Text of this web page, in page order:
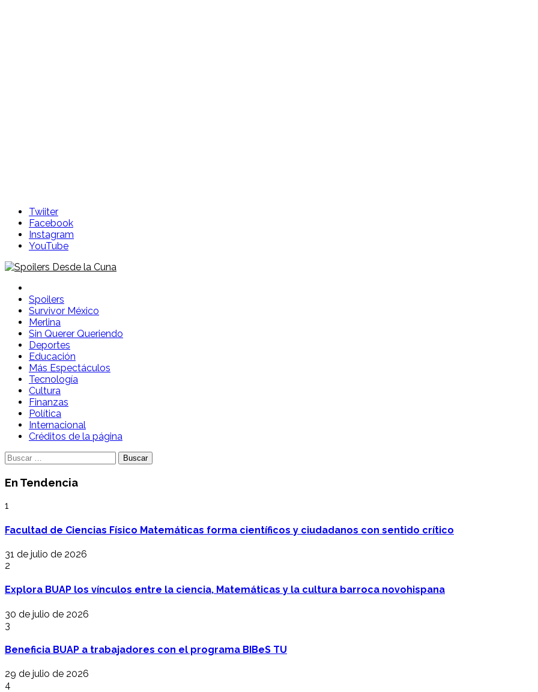
Twiiter
Facebook
Instagram
YouTube
Spoilers Desde la Cuna
Sitio con información sobre series, película, reality shows y telenovelas
Spoilers
Survivor México
Merlina
Sin Querer Queriendo
Deportes
Educación
Más Espectáculos
Tecnología
Cultura
Finanzas
Política
Internacional
Créditos de la página
Buscar:
En Tendencia
1
Facultad de Ciencias Físico Matemáticas forma científicos y ciudadanos con sentido crítico
31 de julio de 2026
2
Explora BUAP los vínculos entre la ciencia, Matemáticas y la cultura barroca novohispana
30 de julio de 2026
3
Beneficia BUAP a trabajadores con el programa BIBeS TU
29 de julio de 2026
4